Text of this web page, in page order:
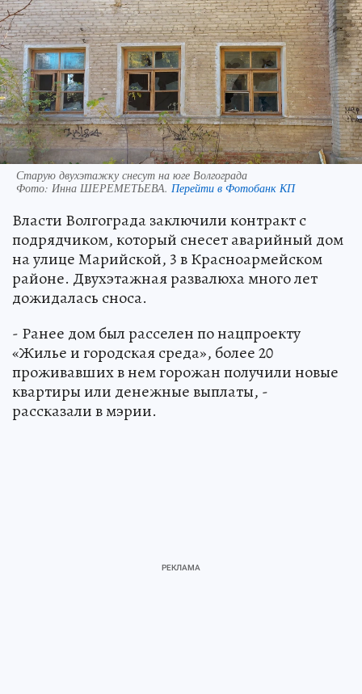
Старую двухэтажку снесут на юге Волгограда
Фото: Инна ШЕРЕМЕТЬЕВА. Перейти в Фотобанк КП
Власти Волгограда заключили контракт с
подрядчиком, который снесет аварийный дом
на улице Марийской, 3 в Красноармейском
районе. Двухэтажная развалюха много лет
дожидалась сноса.
- Ранее дом был расселен по нацпроекту
«Жилье и городская среда», более 20
проживавших в нем горожан получили новые
квартиры или денежные выплаты, -
рассказали в мэрии.